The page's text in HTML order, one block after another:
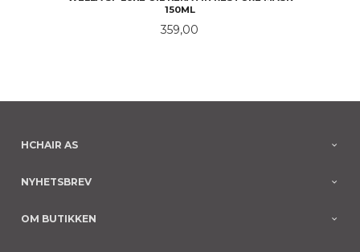
150ML
Pris
359,00
HCHAIR AS
NYHETSBREV
OM BUTIKKEN